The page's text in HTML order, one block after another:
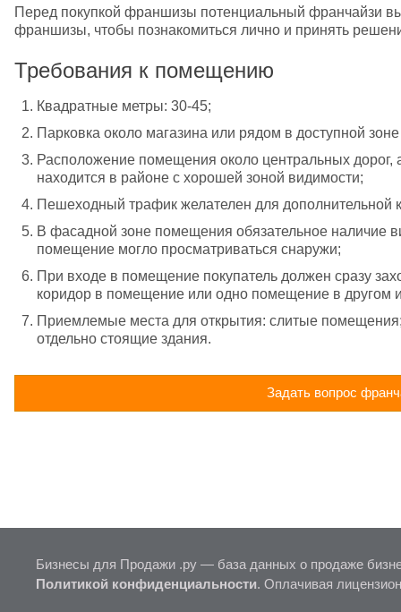
Перед покупкой франшизы потенциальный франчайзи
франшизы, чтобы познакомиться лично и принять
Требования к помещению
Квадратные метры: 30-45;
Парковка около магазина или рядом в доступной
Расположение помещения около центральных
находится в районе с хорошей зоной видимости;
Пешеходный трафик желателен для дополнительной
В фасадной зоне помещения обязательное наличие
помещение могло просматриваться снаружи;
При входе в помещение покупатель должен сразу
коридор в помещение или одно помещение в другом
Приемлемые места для открытия: слитые
отдельно стоящие здания.
Задать вопрос
Бизнесы для Продажи .ру — база данных о продаже
Политикой конфиденциальности. Оплачивая